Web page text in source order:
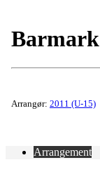
Barmark
Arrangør: 2011 (U-15)
Arrangement